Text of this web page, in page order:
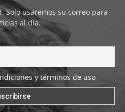
Solo usaremos su correo para
al día.
y términos de uso